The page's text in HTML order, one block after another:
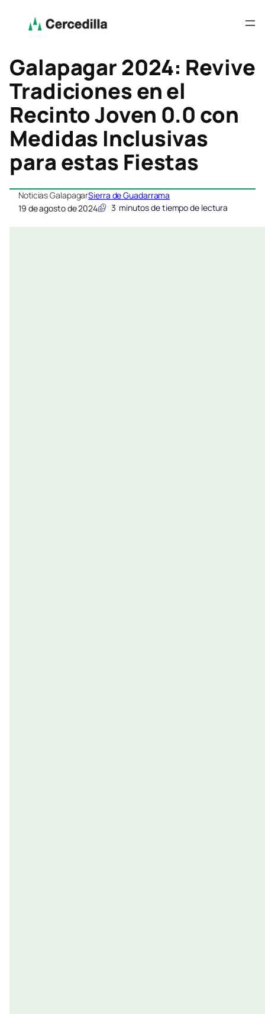
Galapagar 2024: Revive
Tradiciones en el
Recinto Joven 0.0 con
Medidas Inclusivas
para estas Fiestas
Noticias GalapagarSierra de Guadarrama
19 de agosto de 2024
3 minutos de tiempo de lectura